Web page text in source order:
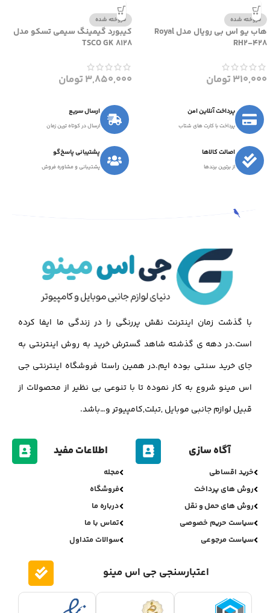
فروخته شده
هاب یو اس بی رویال مدل Royal
RH2-428
310,000تومان
فروخته شده
کیبورد گیمینگ سیمی تسکو مدل
TSCO GK 8128
3,850,000تومان
پرداخت آنلاین امن
پرداخت با کارت های شتاب
ارسال سریع
ارسال در کوتاه ترین زمان
اصالت کالاها
از برترین برندها
پشتیبانی پاسخ‌گو
پشتیبانی و مشاوره فروش
با گذشت زمان اینترنت نقش پررنگی را در زندگی ما ایفا کرده
است.در دهه ی گذشته شاهد گسترش خرید به روش اینترنتی به
جای خرید سنتی بوده ایم.در همین راستا فروشگاه اینترنتی جی
اس مینو شروع به کار نموده تا با تنوعی بی نظیر از محصولات از
قبیل لوازم جانبی موبایل ,تبلت,کامپیوتر و…باشد.
آگاه سازی
خرید اقساطی
روش های پرداخت
روش های حمل و نقل
سیاست حریم خصوصی
سیاست مرجوعی
اطلاعات مفید
مجله
فروشگاه
درباره ما
تماس با ما
سوالات متداول
اعتبارسنجی جی اس مینو